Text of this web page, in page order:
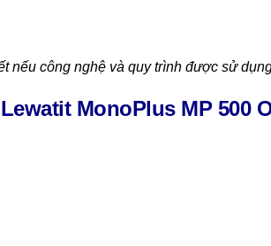
nếu công nghệ và quy trình được sử
MonoPlus MP 500